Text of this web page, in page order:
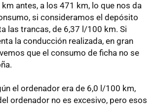
antes, a los 471 km, lo que nos da
si consideramos el depósito
las trancas, de 6,37 l/100 km. Si
la conducción realizada, en gran
que el consumo de ficha no se
el ordenador era de 6,0 l/100 km,
ordenador no es excesivo, pero esos